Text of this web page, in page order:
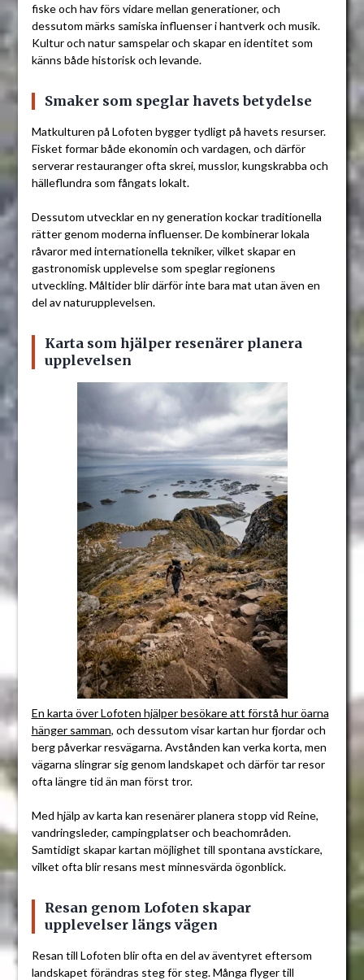
fiske och hav förs vidare mellan generationer, och
dessutom märks samiska influenser i hantverk och musik.
Kultur och natur samspelar och skapar en identitet som
känns både historisk och levande.
Smaker som speglar havets betydelse
Matkulturen på Lofoten bygger tydligt på havets resurser.
Fisket formar både ekonomin och vardagen, och därför
serverar restauranger ofta skrei, musslor, kungskrabba och
hälleflundra som fångats lokalt.
Dessutom utvecklar en ny generation kockar traditionella
rätter genom moderna influenser. De kombinerar lokala
råvaror med internationella tekniker, vilket skapar en
gastronomisk upplevelse som speglar regionens
utveckling. Måltider blir därför inte bara mat utan även en
del av naturupplevelsen.
Karta som hjälper resenärer planera
upplevelsen
En karta över Lofoten hjälper besökare att förstå hur öarna
hänger samman, och dessutom visar kartan hur fjordar och
berg påverkar resvägarna. Avstånden kan verka korta, men
vägarna slingrar sig genom landskapet och därför tar resor
ofta längre tid än man först tror.
Med hjälp av karta kan resenärer planera stopp vid Reine,
vandringsleder, campingplatser och beachområden.
Samtidigt skapar kartan möjlighet till spontana avstickare,
vilket ofta blir resans mest minnesvärda ögonblick.
Resan genom Lofoten skapar
upplevelser längs vägen
Resan till Lofoten blir ofta en del av äventyret eftersom
landskapet förändras steg för steg. Många flyger till